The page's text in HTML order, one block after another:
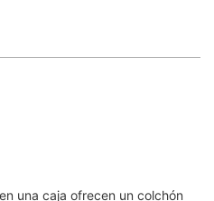
una caja ofrecen un colchón